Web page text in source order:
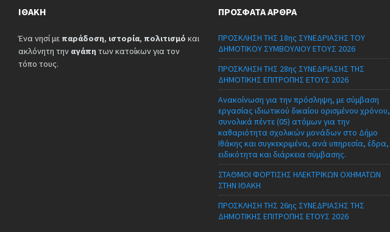
ΙΘΆΚΗ
Ένα νησί με παράδοση, ιστορία, πολιτισμό και
ακλόνητη την αγάπη των κατοίκων για τον
τόπο τους.
ΠΡΌΣΦΑΤΑ ΆΡΘΡΑ
ΠΡΟΣΚΛΗΣΗ ΤΗΣ 18ης ΣΥΝΕΔΡΙΑΣΗΣ ΤΟΥ
ΔΗΜΟΤΙΚΟΥ ΣΥΜΒΟΥΛΙΟΥ ΕΤΟΥΣ 2026
ΠΡΟΣΚΛΗΣΗ ΤΗΣ 28ης ΣΥΝΕΔΡΙΑΣΗΣ ΤΗΣ
ΔΗΜΟΤΙΚΗΣ ΕΠΙΤΡΟΠΗΣ ΕΤΟΥΣ 2026
Ανακοίνωση για την πρόσληψη, με σύμβαση
εργασίας ιδιωτικού δικαίου ορισμένου χρόνου,
συνολικά πέντε (05) ατόμων για την
καθαριότητα σχολικών μονάδων στο Δήμο
Ιθάκης και συγκεκριμένα, ανά υπηρεσία, έδρα,
ειδικότητα και διάρκεια σύμβασης.
ΣΤΑΘΜΟΙ ΦΟΡΤΙΣΗΣ ΗΛΕΚΤΡΙΚΩΝ ΟΧΗΜΑΤΩΝ
ΣΤΗΝ ΙΘΑΚΗ
ΠΡΟΣΚΛΗΣΗ ΤΗΣ 26ης ΣΥΝΕΔΡΙΑΣΗΣ ΤΗΣ
ΔΗΜΟΤΙΚΗΣ ΕΠΙΤΡΟΠΗΣ ΕΤΟΥΣ 2026